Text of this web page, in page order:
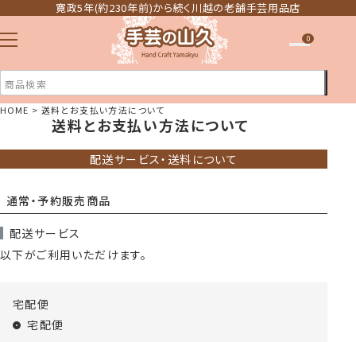
寛政5年(約230年前)から続く川越の老舗手芸用品店
注文履歴
ほしい物リスト
0
HOME 送料とお支払い方法について
送料とお支払い方法について
配送サービス・送料について
通常・予約販売商品
配送サービス
以下がご利用いただけます。
宅配便
宅配便